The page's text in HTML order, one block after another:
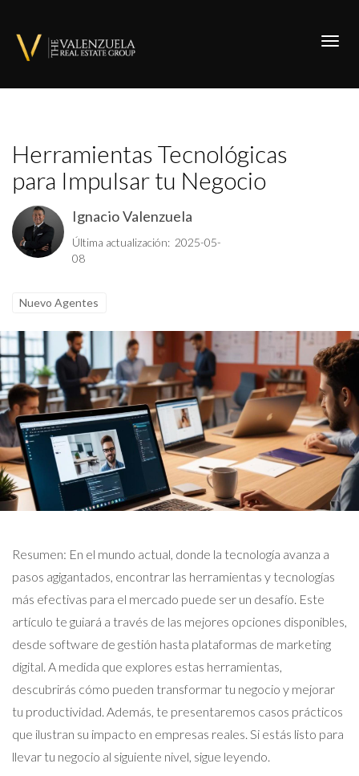
Herramientas Tecnológicas
para Impulsar tu Negocio
Ignacio Valenzuela
Última actualización: 2025-05-
08
Nuevo Agentes
Resumen: En el mundo actual, donde la tecnología avanza a
pasos agigantados, encontrar las herramientas y tecnologías
más efectivas para el mercado puede ser un desafío. Este
artículo te guiará a través de las mejores opciones disponibles,
desde software de gestión hasta plataformas de marketing
digital. A medida que explores estas herramientas,
descubrirás cómo pueden transformar tu negocio y mejorar
tu productividad. Además, te presentaremos casos prácticos
que ilustran su impacto en empresas reales. Si estás listo para
llevar tu negocio al siguiente nivel, sigue leyendo.